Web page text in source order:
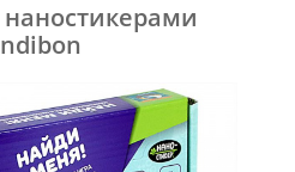
наностикерами